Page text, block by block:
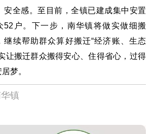
安全感。至目前，全镇已建成集中安置
52户。下一步，南华镇将做实做细搬
继续帮助群众算好搬迁“经济账、生态
让搬迁群众搬得安心、住得省心，过得
梦。
镇